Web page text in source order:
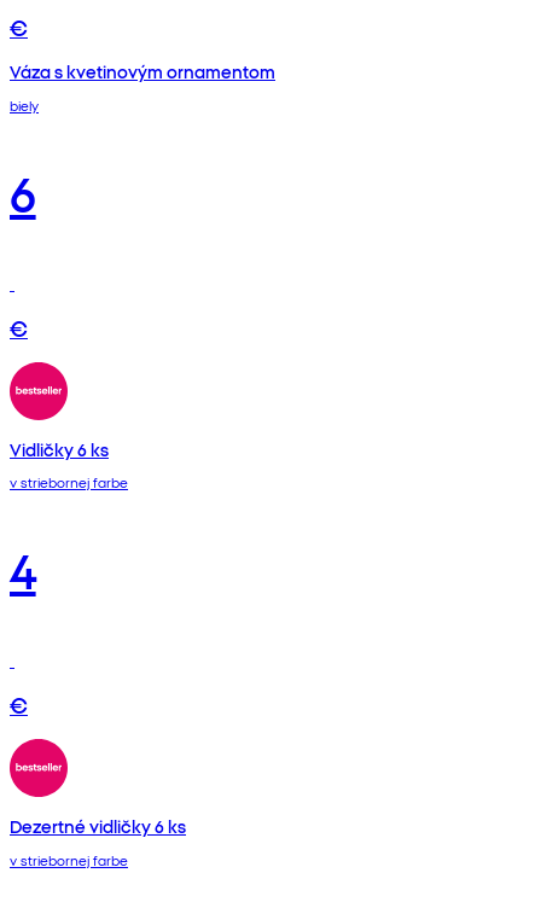
€
Váza s kvetinovým ornamentom
biely
6
€
Vidličky 6 ks
v striebornej farbe
4
€
Dezertné vidličky 6 ks
v striebornej farbe